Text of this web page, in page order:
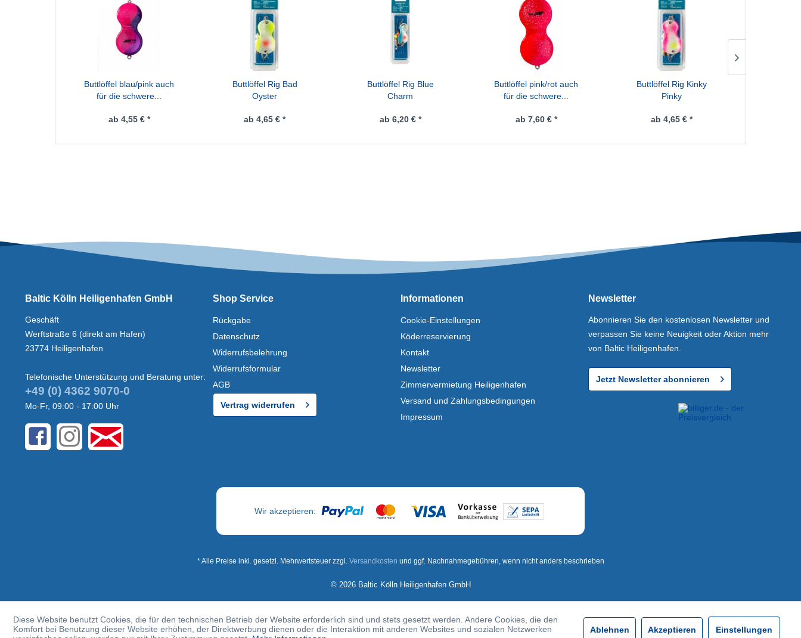
Buttlöffel blau/pink auch
für die schwere...
ab 4,55 € *
Buttlöffel Rig Bad
Oyster
ab 4,65 € *
Buttlöffel Rig Blue
Charm
ab 6,20 € *
Buttlöffel pink/rot auch
für die schwere...
ab 7,60 € *
Buttlöffel Rig Kinky
Pinky
ab 4,65 € *
Baltic Kölln Heiligenhafen GmbH
Geschäft
Werftstraße 6 (direkt am Hafen)
23774 Heiligenhafen
Telefonische Unterstützung und Beratung unter:
+49 (0) 4362 9070-0
Mo-Fr, 09:00 - 17:00 Uhr
Shop Service
Rückgabe
Datenschutz
Widerrufsbelehrung
Widerrufsformular
AGB
Vertrag widerrufen
Informationen
Cookie-Einstellungen
Köderreservierung
Kontakt
Newsletter
Zimmervermietung Heiligenhafen
Versand und Zahlungsbedingungen
Impressum
Newsletter
Abonnieren Sie den kostenlosen Newsletter und
verpassen Sie keine Neuigkeit oder Aktion mehr
von Baltic Heiligenhafen.
Jetzt Newsletter abonnieren
* Alle Preise inkl. gesetzl. Mehrwertsteuer zzgl. Versandkosten und ggf. Nachnahmegebühren, wenn nicht anders beschrieben
© 2026 Baltic Kölln Heiligenhafen GmbH
Diese Website benutzt Cookies, die für den technischen Betrieb der Website erforderlich sind und stets gesetzt werden. Andere Cookies, die den
Komfort bei Benutzung dieser Website erhöhen, der Direktwerbung dienen oder die Interaktion mit anderen Websites und sozialen Netzwerken
Ablehnen Akzeptieren Einstellungen